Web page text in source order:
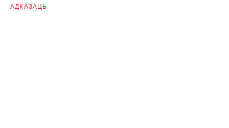
АДКАЗАЦЬ